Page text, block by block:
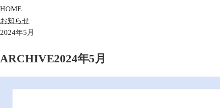
HOME
お知らせ
2024年5月
ARCHIVE2024年5月